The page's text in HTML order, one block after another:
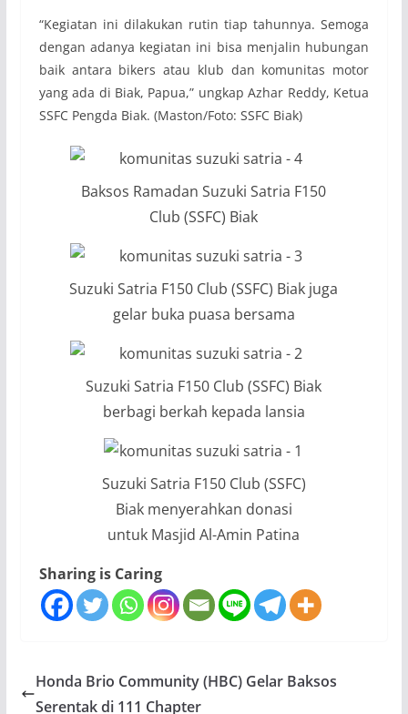
“Kegiatan ini dilakukan rutin tiap tahunnya. Semoga
dengan adanya kegiatan ini bisa menjalin hubungan
baik antara bikers atau klub dan komunitas motor
yang ada di Biak, Papua,” ungkap Azhar Reddy, Ketua
SSFC Pengda Biak. (Maston/Foto: SSFC Biak)
Baksos Ramadan Suzuki Satria F150
Club (SSFC) Biak
Suzuki Satria F150 Club (SSFC) Biak juga
gelar buka puasa bersama
Suzuki Satria F150 Club (SSFC) Biak
berbagi berkah kepada lansia
Suzuki Satria F150 Club (SSFC)
Biak menyerahkan donasi
untuk Masjid Al-Amin Patina
Sharing is Caring
Honda Brio Community (HBC) Gelar Baksos
Serentak di 111 Chapter